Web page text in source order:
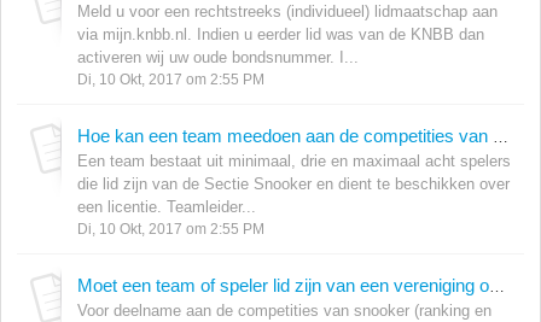
Meld u voor een rechtstreeks (individueel) lidmaatschap aan
via mijn.knbb.nl. Indien u eerder lid was van de KNBB dan
activeren wij uw oude bondsnummer. I...
Di, 10 Okt, 2017 om 2:55 PM
Een team bestaat uit minimaal, drie en maximaal acht spelers
die lid zijn van de Sectie Snooker en dient te beschikken over
een licentie. Teamleider...
Di, 10 Okt, 2017 om 2:55 PM
Voor deelname aan de competities van snooker (ranking en